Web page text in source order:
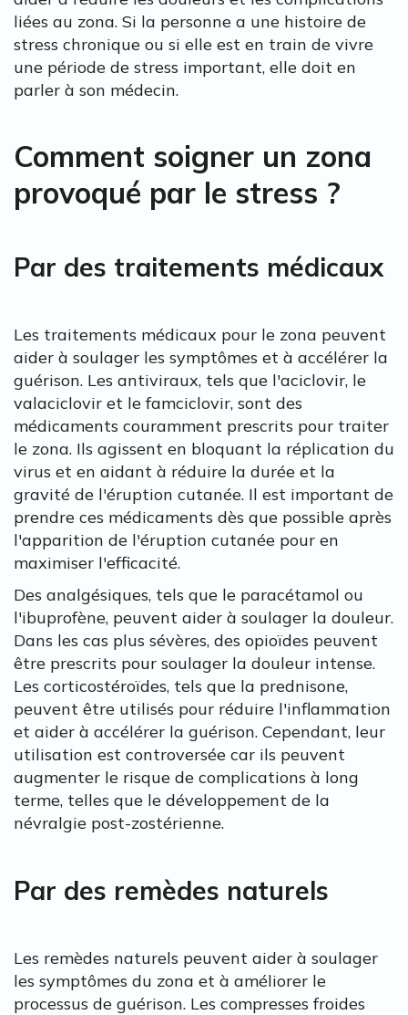
liées au zona. Si la personne a une histoire de
stress chronique ou si elle est en train de vivre
une période de stress important, elle doit en
parler à son médecin.
Comment soigner un zona
provoqué par le stress ?
Par des traitements médicaux
Les traitements médicaux pour le zona peuvent
aider à soulager les symptômes et à accélérer la
guérison. Les antiviraux, tels que l'aciclovir, le
valaciclovir et le famciclovir, sont des
médicaments couramment prescrits pour traiter
le zona. Ils agissent en bloquant la réplication du
virus et en aidant à réduire la durée et la
gravité de l'éruption cutanée. Il est important de
prendre ces médicaments dès que possible après
l'apparition de l'éruption cutanée pour en
maximiser l'efficacité.
Des analgésiques, tels que le paracétamol ou
l'ibuprofène, peuvent aider à soulager la douleur.
Dans les cas plus sévères, des opioïdes peuvent
être prescrits pour soulager la douleur intense.
Les corticostéroïdes, tels que la prednisone,
peuvent être utilisés pour réduire l'inflammation
et aider à accélérer la guérison. Cependant, leur
utilisation est controversée car ils peuvent
augmenter le risque de complications à long
terme, telles que le développement de la
névralgie post-zostérienne.
Par des remèdes naturels
Les remèdes naturels peuvent aider à soulager
les symptômes du zona et à améliorer le
processus de guérison. Les compresses froides